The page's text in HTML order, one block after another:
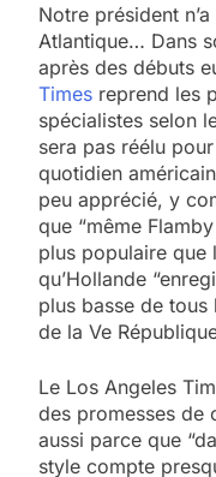
Notre président
Atlantique… Dans
après des débuts
Times reprend les
spécialistes selon
sera pas réélu
quotidien
peu apprécié, y
que “même
plus populaire que
qu’Hollande
plus basse de
de la Ve
Le Los Angeles
des promesses de
aussi parce que
style compte